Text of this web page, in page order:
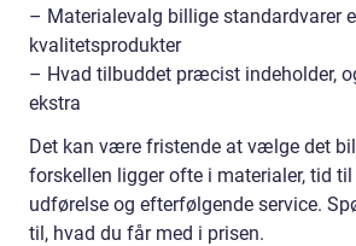
– Materialevalg billige standardvarer
kvalitetsprodukter
– Hvad tilbuddet præcist indeholder,
ekstra
Det kan være fristende at vælge det
forskellen ligger ofte i materialer, tid
udførelse og efterfølgende service.
til, hvad du får med i prisen.